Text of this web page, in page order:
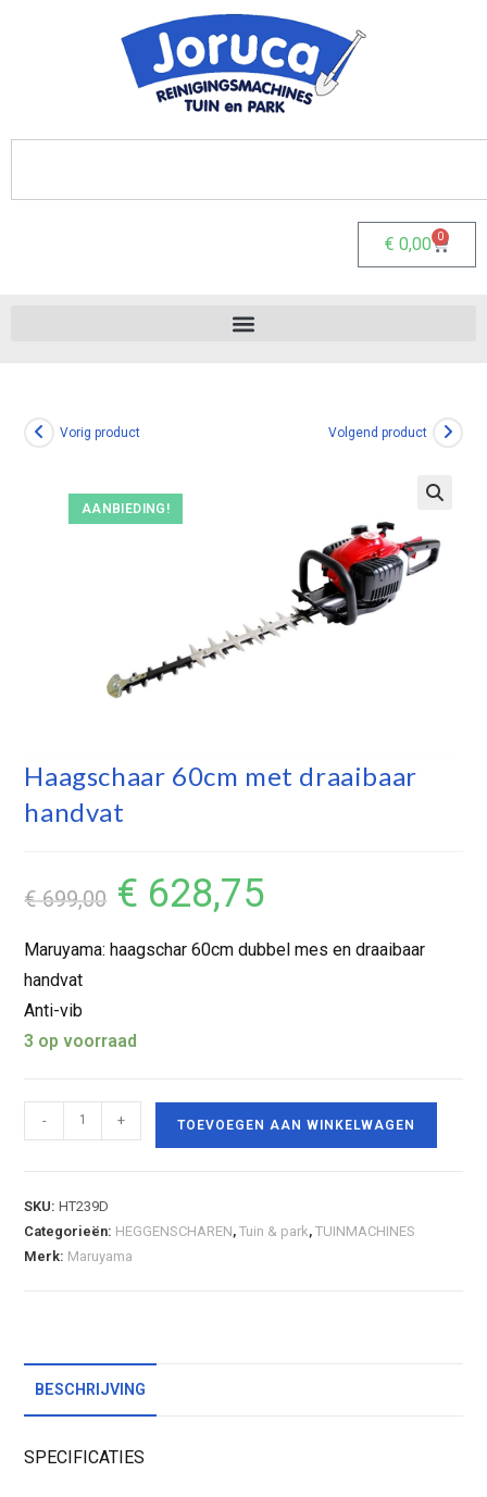
€ 0,00 0
AANBIEDING!
Vorig product Volgend product
Haagschaar 60cm met draaibaar
handvat
€699,00 € 628,75
Maruyama: haagschar 60cm dubbel mes en draaibaar
handvat
Anti-vib
3 op voorraad
- + TOEVOEGEN AAN WINKELWAGEN
SKU:HT239D
Categorieën: HEGGENSCHAREN,Tuin & park,TUINMACHINES
Merk: Maruyama
BESCHRIJVING
SPECIFICATIES